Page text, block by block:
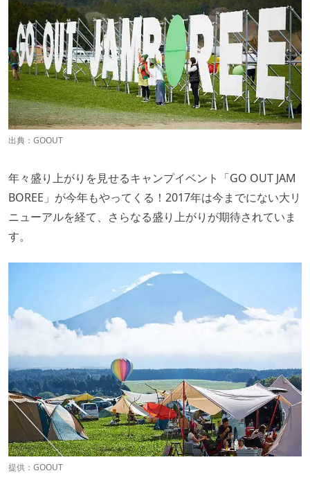
出典： GOOUT
年々盛り上がりを見せるキャンプイベント「GO OUT JAM
BOREE」が今年もやってくる！2017年は今までにない大リ
ニューアルを経て、さらなる盛り上がりが期待されていま
す。
提供： GOOUT